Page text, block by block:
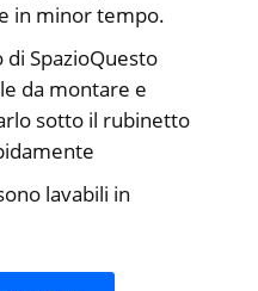
in minor tempo.
di SpazioQuesto
da montare e
sotto il rubinetto
lavabili in